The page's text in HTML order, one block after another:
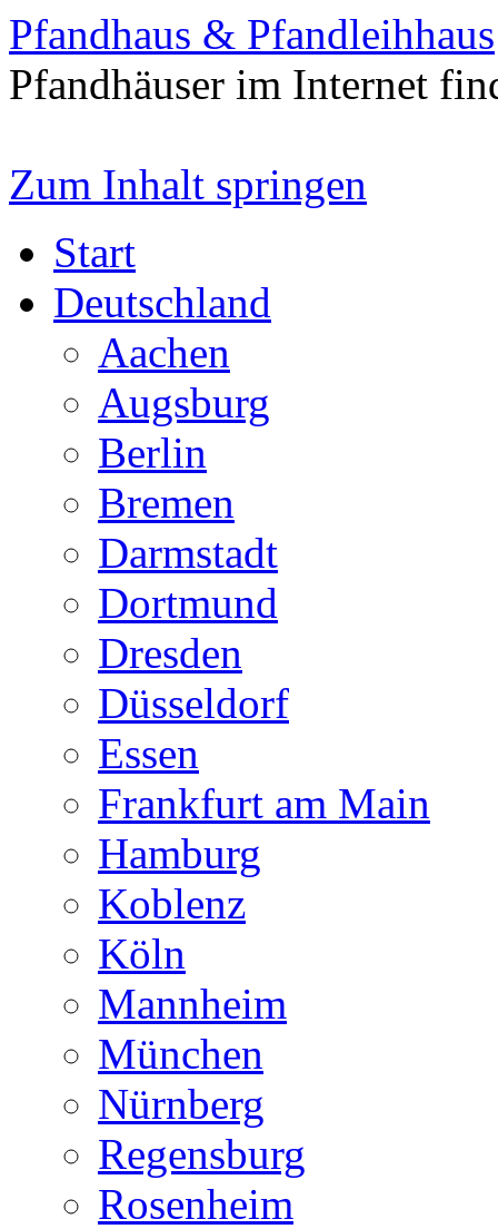
Pfandhaus & Pfandleihhaus
Pfandhäuser im Internet
Zum Inhalt springen
Start
Deutschland
Aachen
Augsburg
Berlin
Bremen
Darmstadt
Dortmund
Dresden
Düsseldorf
Essen
Frankfurt am Main
Hamburg
Koblenz
Köln
Mannheim
München
Nürnberg
Regensburg
Rosenheim